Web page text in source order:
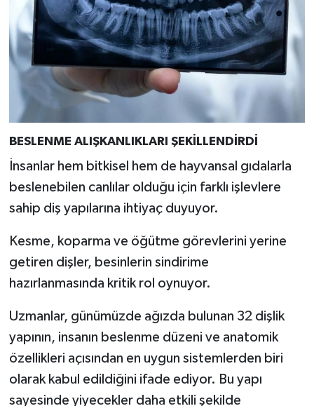
BESLENME ALIŞKANLIKLARI ŞEKİLLENDİRDİ
İnsanlar hem bitkisel hem de hayvansal gıdalarla
beslenebilen canlılar olduğu için farklı işlevlere
sahip diş yapılarına ihtiyaç duyuyor.
Kesme, koparma ve öğütme görevlerini yerine
getiren dişler, besinlerin sindirime
hazırlanmasında kritik rol oynuyor.
Uzmanlar, günümüzde ağızda bulunan 32 dişlik
yapının, insanın beslenme düzeni ve anatomik
özellikleri açısından en uygun sistemlerden biri
olarak kabul edildiğini ifade ediyor. Bu yapı
sayesinde yiyecekler daha etkili şekilde